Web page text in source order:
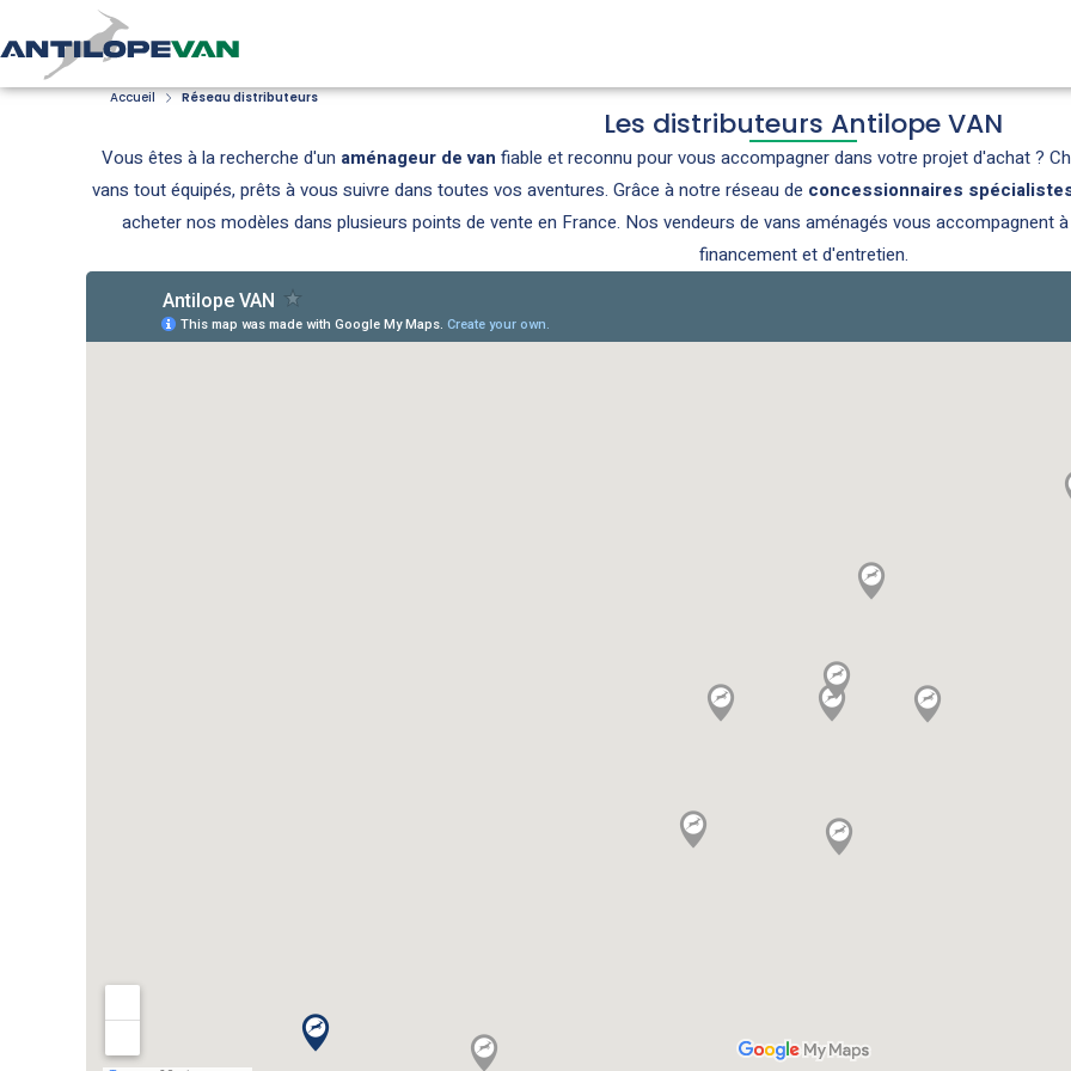
Accueil Réseau distributeurs
Les distributeurs Antilope VAN
Vous êtes à la recherche d'un aménageur de van fiable et reconnu pour vous accompagner dans votre projet d'achat ?
vans tout équipés, prêts à vous suivre dans toutes vos aventures. Grâce à notre réseau de concessionnaires
acheter nos modèles dans plusieurs points de vente en France. Nos vendeurs de vans aménagés vous accompagnent
financement et d'entretien.